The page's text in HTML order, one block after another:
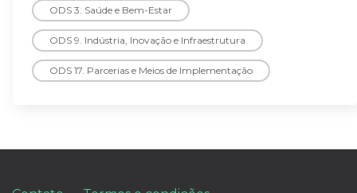
ODS 3. Saúde e Bem-Estar
ODS 9. Indústria, Inovação e Infraestrutura
ODS 17. Parcerias e Meios de Implementação